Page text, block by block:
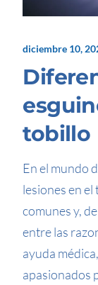
diciembre 10,
tobillo
En el mundo
lesiones en
comunes y,
entre las
ayuda
apasionados